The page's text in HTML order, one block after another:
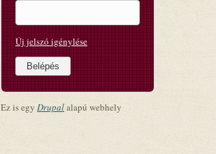
Új jelszó igénylése
Ez is egy Drupalalapú webhely